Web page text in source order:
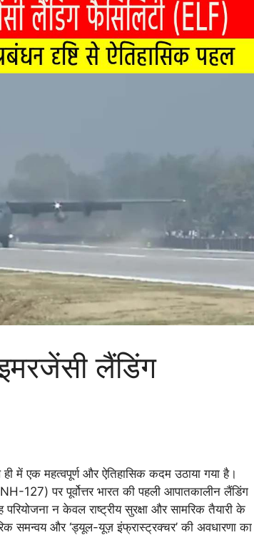
लैंडिंग
ही में एक महत्वपूर्ण और ऐतिहासिक कदम उठाया गया है।
127) पर पूर्वोत्तर भारत की पहली आपातकालीन लैंडिंग
न केवल राष्ट्रीय सुरक्षा और सामरिक तैयारी के
समन्वय और ‘ड्यूल-यूज़ इंफ्रास्ट्रक्चर’ की अवधारणा का